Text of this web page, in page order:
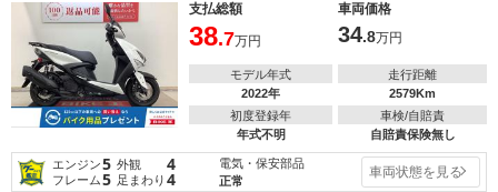
支払総額 車両価格
38.7万円 34.8万円
モデル年式
2022年
走行距離
2579Km
初度登録年
年式不明
車検/自賠責
自賠責保険無し
エンジン5 外観 4
フレーム5 足まわり 4
電気・保安部品
正常
車両状態を見る